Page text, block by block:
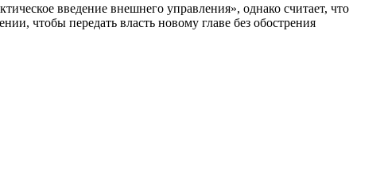
введение внешнего управления», однако считает, что
чтобы передать власть новому главе без обострения